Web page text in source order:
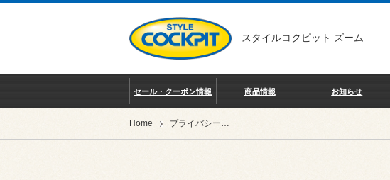
スタイルコクピット ズーム
セール・クーポン情報 商品情報 お知らせ
Home プライバシーポリシー